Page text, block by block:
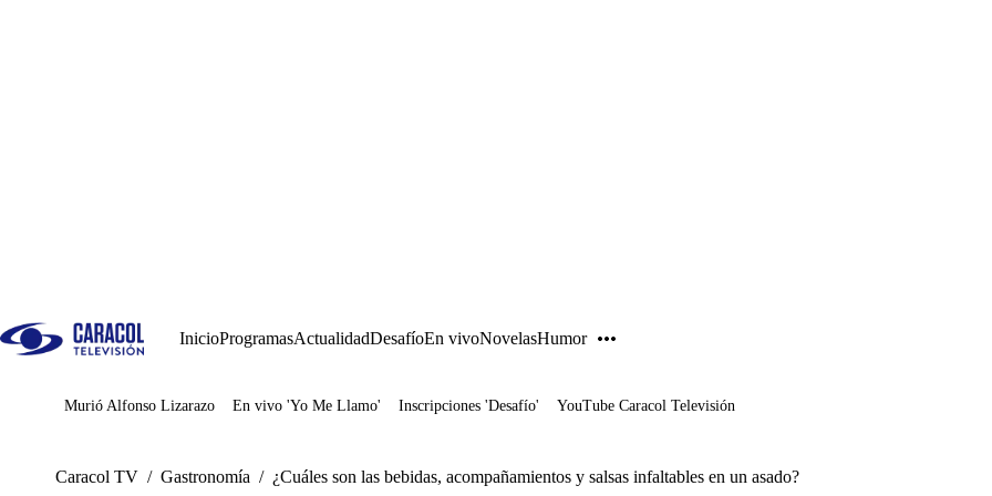
InicioProgramasActualidadDesafíoEn vivoNovelasHumor
Juegos
Murió Alfonso Lizarazo En vivo 'Yo Me Llamo' Inscripciones 'Desafío' YouTube Caracol Televisión
Caracol TV / Gastronomía / ¿Cuáles son las bebidas, acompañamientos y salsas infaltables en un asado?